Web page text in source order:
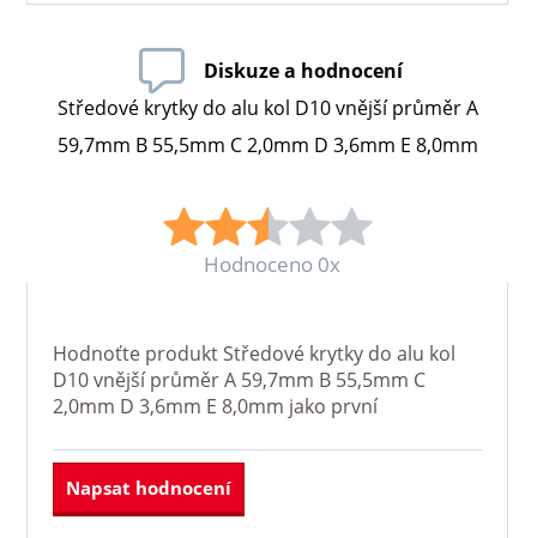
Diskuze a hodnocení
Středové krytky do alu kol D10 vnější průměr A
59,7mm B 55,5mm C 2,0mm D 3,6mm E 8,0mm
Hodnoceno 0x
Hodnoťte produktStředové krytky do alu kol
D10 vnější průměr A 59,7mm B 55,5mm C
2,0mm D 3,6mm E 8,0mm jako první
Napsat hodnocení